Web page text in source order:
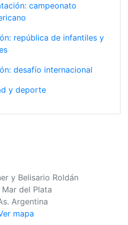
campeonato
república de infantiles y
desafío internacional
y deporte
y Belisario Roldán
del Plata
Argentina
mapa